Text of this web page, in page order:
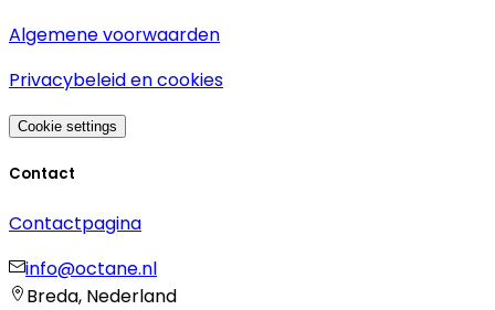
Algemene voorwaarden
Privacybeleid en cookies
Cookie settings
Contact
Contactpagina
info@octane.nl
Breda, Nederland